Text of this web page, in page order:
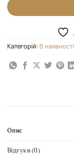
Категорій: В наявності
Опис
Відгуки (0)